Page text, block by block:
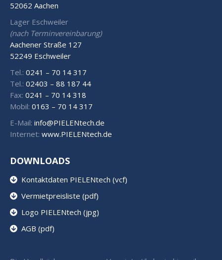
52062 Aachen
Lager Eschweiler
(nach Terminvereinbarung)
Aachener Straße 127
52249 Eschweiler
Tel.: 0241 – 70 14 317
Tel.: 02403 – 88 187 44
Fax: 0241 – 70 14 318
Mobil: 0163 – 70 14 317
E-Mail: info@PIELENtech.de
Internet: www.PIELENtech.de
DOWNLOADS
Kontaktdaten PIELENtech (vcf)
Vermietpreisliste (pdf)
Logo PIELENtech (jpg)
AGB (pdf)